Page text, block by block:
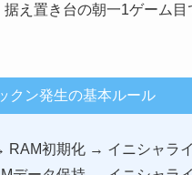
え置き台の朝一1ゲーム
クン発生の基本ルール
RAM初期化 → イニシャラ